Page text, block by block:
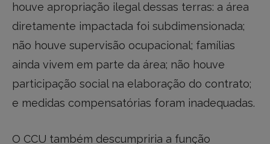
houve apropriação ilegal dessas terras: a área
diretamente impactada foi subdimensionada;
não houve supervisão ocupacional; famílias
ainda vivem em parte da área; não houve
participação social na elaboração do contrato;
e medidas compensatórias foram inadequadas.
O CCU também descumpriria a função